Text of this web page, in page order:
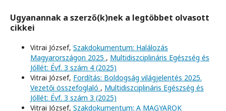
Ugyanannak a szerző(k)nek a legtöbbet olvasott
cikkei
Vitrai József, Szakdokumentum: Halálozás
Magyarországon 2025 , Multidiszciplináris Egészség és
Jóllét: Évf. 3 szám 4 (2025)
Vitrai József, Fordítás: Boldogság világjelentés 2025.
Vezetői összefoglaló , Multidiszciplináris Egészség és
Jóllét: Évf. 3 szám 3 (2025)
Vitrai József, Szakdokumentum: A MAGYAROK